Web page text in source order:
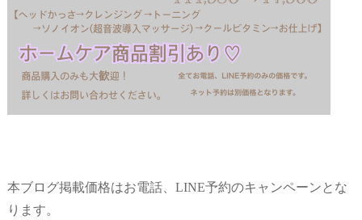
本ブログ掲載価格はお電話、LINE予約のキャンペーンとな
ります。